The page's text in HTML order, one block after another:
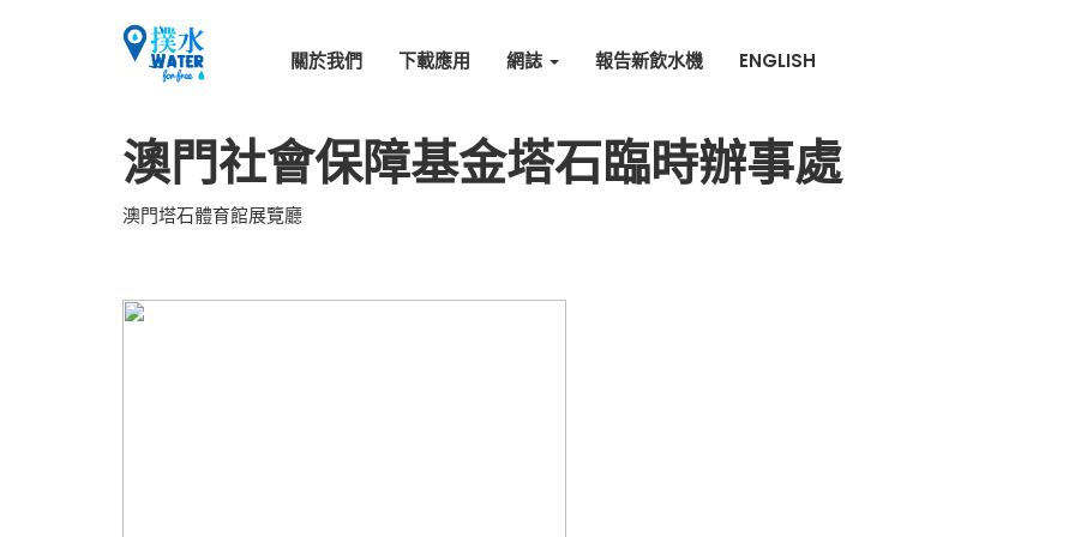
關於我們 下載應用 網誌 報告新飲水機 ENGLISH
澳門社會保障基金塔石臨時辦事處
澳門塔石體育館展覽廳